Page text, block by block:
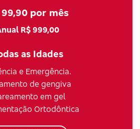
99,90 por mês
R$ 999,00
as Idades
e Emergência.
de gengiva
em gel
Ortodôntica